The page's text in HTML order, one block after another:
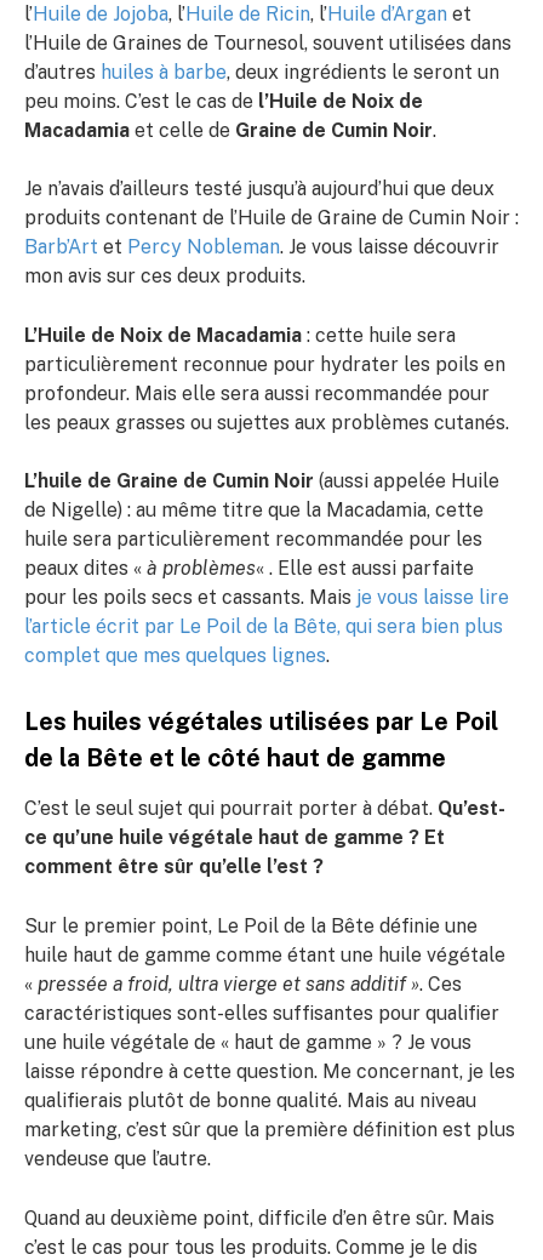
l’Huile de Jojoba, l’Huile de Ricin, l’Huile d’Argan et
l’Huile de Graines de Tournesol, souvent utilisées dans
d’autres huiles à barbe, deux ingrédients le seront un
peu moins. C’est le cas de l’Huile de Noix de
Macadamia et celle de Graine de Cumin Noir.
Je n’avais d’ailleurs testé jusqu’à aujourd’hui que deux
produits contenant de l’Huile de Graine de Cumin Noir :
Barb’Art et Percy Nobleman. Je vous laisse découvrir
mon avis sur ces deux produits.
L’Huile de Noix de Macadamia : cette huile sera
particulièrement reconnue pour hydrater les poils en
profondeur. Mais elle sera aussi recommandée pour
les peaux grasses ou sujettes aux problèmes cutanés.
L’huile de Graine de Cumin Noir (aussi appelée Huile
de Nigelle) : au même titre que la Macadamia, cette
huile sera particulièrement recommandée pour les
peaux dites « à problèmes« . Elle est aussi parfaite
pour les poils secs et cassants. Mais je vous laisse lire
l’article écrit par Le Poil de la Bête, qui sera bien plus
complet que mes quelques lignes.
Les huiles végétales utilisées par Le Poil
de la Bête et le côté haut de gamme
C’est le seul sujet qui pourrait porter à débat. Qu’est-
ce qu’une huile végétale haut de gamme ? Et
comment être sûr qu’elle l’est ?
Sur le premier point, Le Poil de la Bête définie une
huile haut de gamme comme étant une huile végétale
« pressée a froid, ultra vierge et sans additif ». Ces
caractéristiques sont-elles suffisantes pour qualifier
une huile végétale de « haut de gamme » ? Je vous
laisse répondre à cette question. Me concernant, je les
qualifierais plutôt de bonne qualité. Mais au niveau
marketing, c’est sûr que la première définition est plus
vendeuse que l’autre.
Quand au deuxième point, difficile d’en être sûr. Mais
c’est le cas pour tous les produits. Comme je le dis